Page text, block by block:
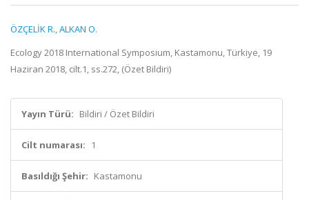
ÖZÇELİK R.,ALKAN O.
Ecology 2018 International Symposium, Kastamonu, Türkiye, 19
Haziran 2018, cilt.1, ss.272, (Özet Bildiri)
Yayın Türü: Bildiri / Özet Bildiri
Cilt numarası: 1
Basıldığı Şehir: Kastamonu